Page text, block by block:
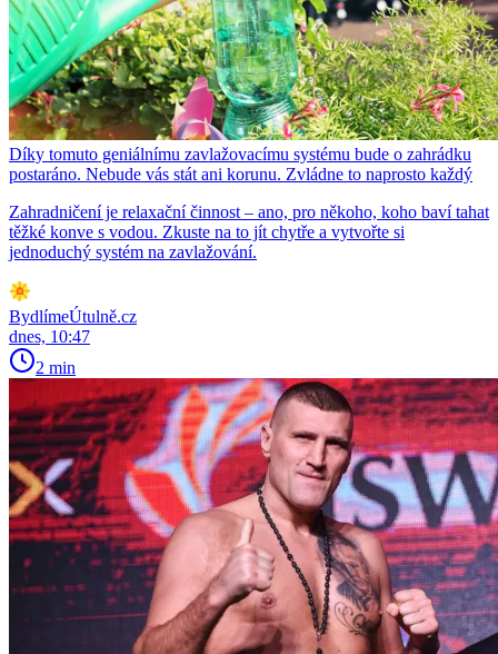
Díky tomuto geniálnímu zavlažovacímu systému bude o zahrádku
postaráno. Nebude vás stát ani korunu. Zvládne to naprosto každý
Zahradničení je relaxační činnost – ano, pro někoho, koho baví tahat
těžké konve s vodou. Zkuste na to jít chytře a vytvořte si
jednoduchý systém na zavlažování.
BydlímeÚtulně.cz
dnes, 10:47
2 min